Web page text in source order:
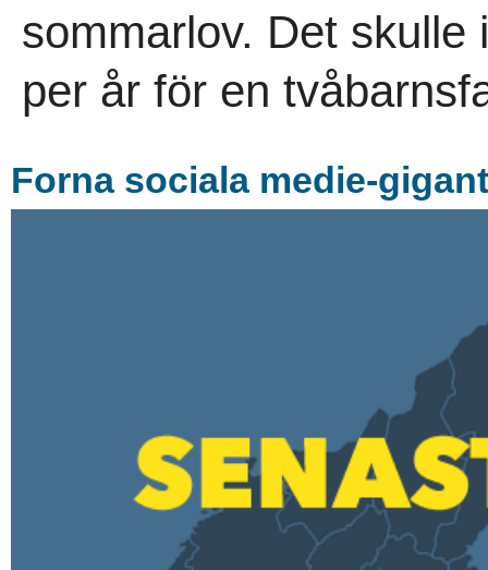
sommarlov. Det
per år för en
Forna sociala medie-